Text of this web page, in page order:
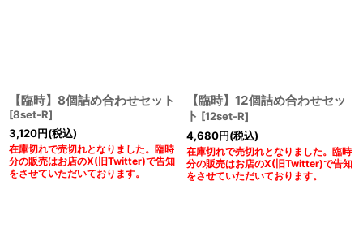
【臨時】8個詰め合わせセット
[8set-R]
3,120円(税込)
在庫切れで売切れとなりました。臨時
分の販売はお店のX(旧Twitter)で告知
をさせていただいております。
【臨時】12個詰め合わせセッ
ト [12set-R]
4,680円(税込)
在庫切れで売切れとなりました。臨時
分の販売はお店のX(旧Twitter)で告知
をさせていただいております。